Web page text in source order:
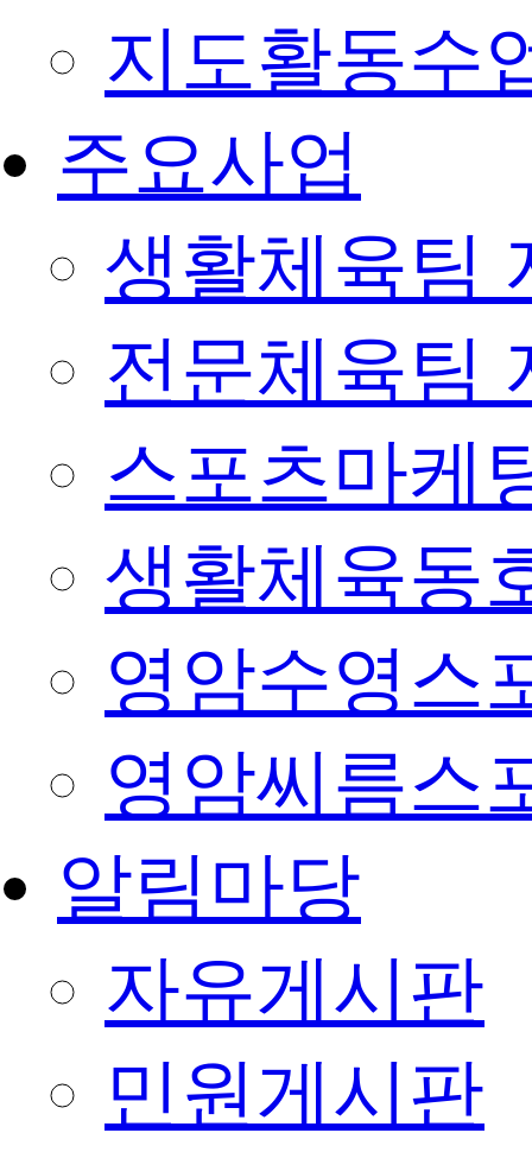
지도활동수
주요사업
생활체육팀
전문체육팀
스포츠마케
생활체육동
영암수영스
영암씨름스
알림마당
자유게시판
민원게시판